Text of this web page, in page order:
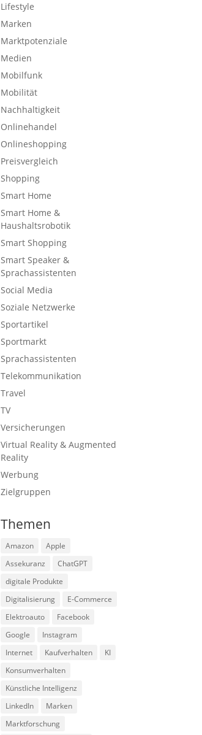
Lifestyle
Marken
Marktpotenziale
Medien
Mobilfunk
Mobilität
Nachhaltigkeit
Onlinehandel
Onlineshopping
Preisvergleich
Shopping
Smart Home
Smart Home &
Haushaltsrobotik
Smart Shopping
Smart Speaker &
Sprachassistenten
Social Media
Soziale Netzwerke
Sportartikel
Sportmarkt
Sprachassistenten
Telekommunikation
Travel
TV
Versicherungen
Virtual Reality & Augmented
Reality
Werbung
Zielgruppen
Themen
Amazon
Apple
Assekuranz
ChatGPT
digitale Produkte
Digitalisierung
E-Commerce
Elektroauto
Facebook
Google
Instagram
Internet
Kaufverhalten
KI
Konsumverhalten
Künstliche Intelligenz
LinkedIn
Marken
Marktforschung